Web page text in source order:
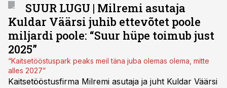
SUUR LUGU | Milremi asutaja
Kuldar Väärsi juhib ettevõtet poole
miljardi poole: “Suur hüpe toimub just
2025”
“Kaitsetööstuspark peaks meil täna juba olemas olema, mitte
alles 2027”
Kaitsetööstusfirma Milremi asutaja ja juht Kuldar Väärsi